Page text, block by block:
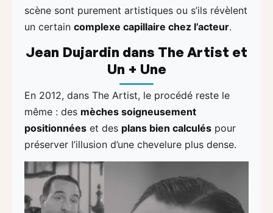
scène sont purement artistiques ou s’ils révèlent
un certain complexe capillaire chez l’acteur.
Jean Dujardin dans The Artist et
Un + Une
En 2012, dans The Artist, le procédé reste le
même : des mèches soigneusement
positionnées et des plans bien calculés pour
préserver l’illusion d’une chevelure plus dense.